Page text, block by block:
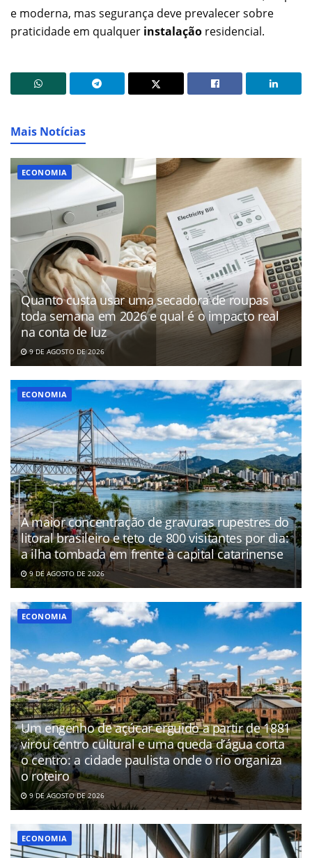
e moderna, mas segurança deve prevalecer sobre
praticidade em qualquer instalação residencial.
Mais Notícias
ECONOMIA
Quanto custa usar uma secadora de roupas
toda semana em 2026 e qual é o impacto real
na conta de luz
9 DE AGOSTO DE 2026
ECONOMIA
A maior concentração de gravuras rupestres do
litoral brasileiro e teto de 800 visitantes por dia:
a ilha tombada em frente à capital catarinense
9 DE AGOSTO DE 2026
ECONOMIA
Um engenho de açúcar erguido a partir de 1881
virou centro cultural e uma queda d’água corta
o centro: a cidade paulista onde o rio organiza
o roteiro
9 DE AGOSTO DE 2026
ECONOMIA